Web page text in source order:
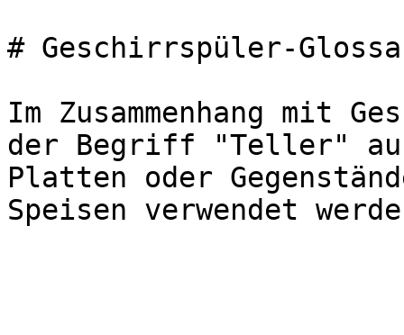
# Geschirrspüler-
Im Zusammenhang mit
der Begriff "Teller"
Platten oder